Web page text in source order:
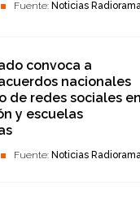
Fuente: Noticias
convoca a
nacionales
de redes sociales en
y escuelas
Fuente: Noticias